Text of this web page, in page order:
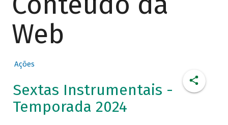
Web
Ações
Sextas Instrumentais -
Temporada 2024